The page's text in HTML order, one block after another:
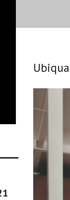
Ubiqua